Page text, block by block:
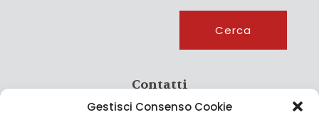
Gestisci Consenso Cookie
Cerca
Contatti
info@culturagroalimentare.com